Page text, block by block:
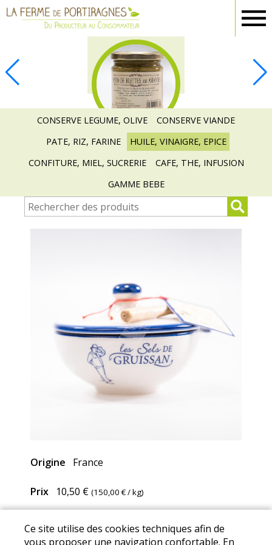
Portiragnes
EPICERIE
CONSERVE LEGUME, OLIVE
CONSERVE VIANDE
PATE, RIZ, FARINE
HUILE, VINAIGRE, EPICE
CONFITURE, MIEL, SUCRERIE
CAFE, THE, INFUSION
GAMME BEBE
Origine France
Prix 10,50 € (150,00 €/ kg)
Mentions LégalesIConditions Générales de Ventes
Ce site utilise des cookies techniques afin de
vous proposer une navigation confortable. En